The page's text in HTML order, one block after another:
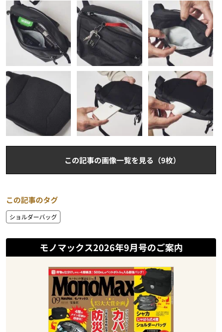
この記事の画像一覧を見る（9枚）
この記事のタグ
ショルダーバッグ
モノマックス2026年9月号のご案内